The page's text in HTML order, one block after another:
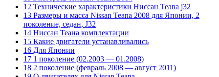
12 Технические характеристики Ниссан Teana j32
13 Размеры и масса Nissan Teana 2008 для Японии, 2
поколение, седан, J32
14 Ниссан Теана комплектации
15 Какие двигатели устанавливались
16 Для Японии
17 1 поколение (02.2003 — 01.2008)
18 2 поколение (февраль 2008 — август 2011)